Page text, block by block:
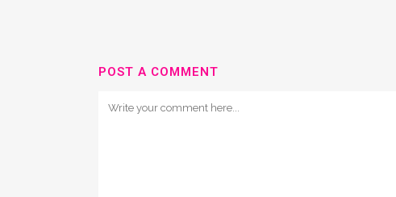
POST A COMMENT